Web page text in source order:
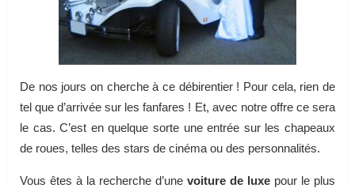
De nos jours on cherche à ce débirentier ! Pour cela, rien de
tel que d’arrivée sur les fanfares ! Et, avec notre offre ce sera
le cas. C’est en quelque sorte une entrée sur les chapeaux
de roues, telles des stars de cinéma ou des personnalités.
Vous êtes à la recherche d’une voiture de luxe pour le plus